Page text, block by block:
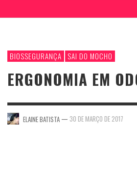
BIOSSEGURANÇA SAI DO MOCHO
ERGONOMIA EM
ELAINE BATISTA — 30 DE MARÇO DE 2017